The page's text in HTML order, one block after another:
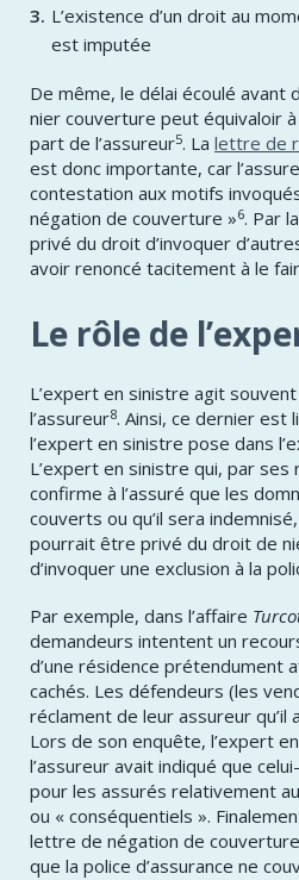
L’existence d’un droit au
est imputée
De même, le délai écoulé avant
nier couverture peut équivaloir
part de l’assureur5. La lettre de
est donc importante, car
contestation aux motifs
négation de couverture »6. Par
privé du droit d’invoquer
avoir renoncé tacitement à le
Le rôle de
L’expert en sinistre agit
l’assureur8. Ainsi, ce dernier est
l’expert en sinistre pose dans
L’expert en sinistre qui, par
confirme à l’assuré que les
couverts ou qu’il sera
pourrait être privé du droit de
d’invoquer une exclusion à la
Par exemple, dans l’affaire
demandeurs intentent un
d’une résidence prétendument
cachés. Les défendeurs (les
réclament de leur assureur qu’il
Lors de son enquête, l’expert
l’assureur avait indiqué que
pour les assurés relativement
ou « conséquentiels ».
lettre de négation de
que la police d’assurance ne